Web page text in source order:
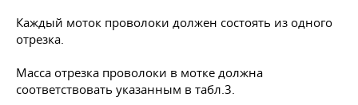
Каждый моток проволоки должен состоять из одного
отрезка.
Масса отрезка проволоки в мотке должна
соответствовать указанным в табл.3.